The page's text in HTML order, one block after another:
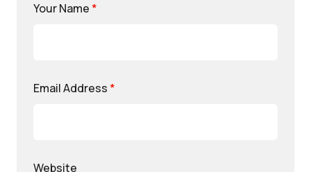
Your Name *
Email Address *
Website